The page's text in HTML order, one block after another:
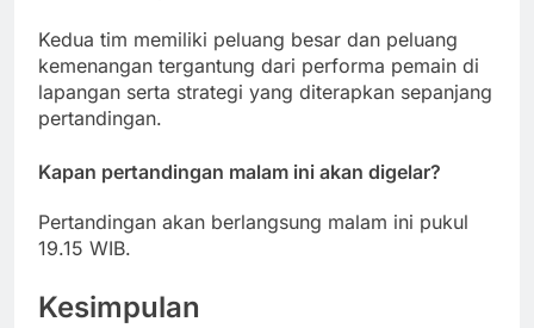
Kedua tim memiliki peluang besar dan peluang
kemenangan tergantung dari performa pemain di
lapangan serta strategi yang diterapkan sepanjang
pertandingan.
Kapan pertandingan malam ini akan digelar?
Pertandingan akan berlangsung malam ini pukul
19.15 WIB.
Kesimpulan